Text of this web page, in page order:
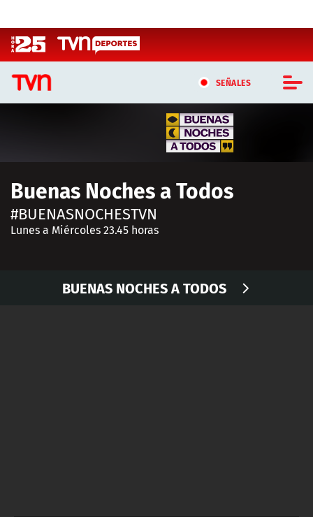
SEÑALES
TVN VERTICAL
TVN PLAY
TELESERIES
Buenas Noches a Todos
#BUENASNOCHESTVN
Lunes a Miércoles 23.45 horas
BUENAS NOCHES A TODOS